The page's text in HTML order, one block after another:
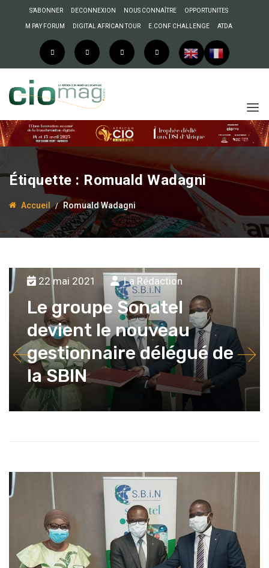
S’ABONNER DECONNEXION NOUS CONNAÎTRE OPPORTUNITES
M PAY FORUM DIGITAL AFRICAN TOUR E.CONF CHALLENGE ATDA
Étiquette : Romuald Wadagni
Accueil Romuald Wadagni
22 mai 2021 La Rédaction
Le groupe Sonatel
devient le nouveau
gestionnaire délégué de
la SBIN